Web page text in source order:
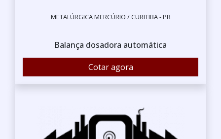
METALÚRGICA MERCÚRIO / CURITIBA - PR
Balança dosadora automática
Cotar agora